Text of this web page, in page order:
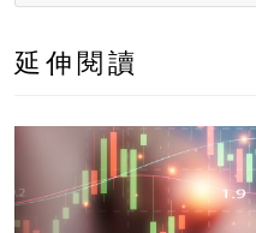
延伸閱讀